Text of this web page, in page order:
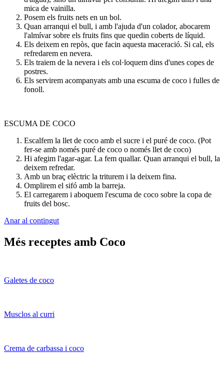
mica de vainilla.
Posem els fruits nets en un bol.
Quan arranqui el bull, i amb l'ajuda d'un colador, abocarem
l'almívar sobre els fruits fins que quedin coberts de líquid.
Els deixem en repòs, que facin aquesta maceració. Si cal, els
refredarem en nevera.
Els traiem de la nevera i els col·loquem dins d'unes copes de
postres.
Els servirem acompanyats amb una escuma de coco i fulles de
fonoll.
ESCUMA DE COCO
Escalfem la llet de coco amb el sucre i el puré de coco. (Pot
fer-se amb només puré de coco o només llet de coco)
Hi afegim l'agar-agar. La fem quallar. Quan arranqui el bull, la
deixem refredar.
Amb un braç elèctric la triturem i la deixem fina.
Omplirem el sifó amb la barreja.
El carregarem i aboquem l'escuma de coco sobre la copa de
fruits del bosc.
Anar al contingut
Més receptes amb Coco
Galetes de coco
Musclos al curri
Crema de carbassa i coco